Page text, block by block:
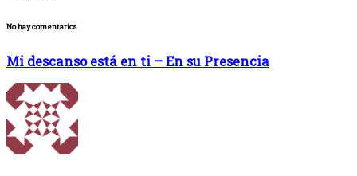
No hay comentarios
Mi descanso está en ti – En su Presencia